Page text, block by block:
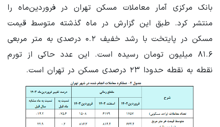
بانک مرکزی آمار معاملات مسکن تهران در فروردین‌ماه را
منتشر کرد. طبق این گزارش در ماه گذشته متوسط قیمت
مسکن در پایتخت با رشد خفیف ۰.۲ درصدی به متر مربعی
۸۱.۶ میلیون تومان رسیده است. این عدد حاکی از تورم
نقطه به نقطه حدودا ۲۳ درصدی مسکن در تهران است.